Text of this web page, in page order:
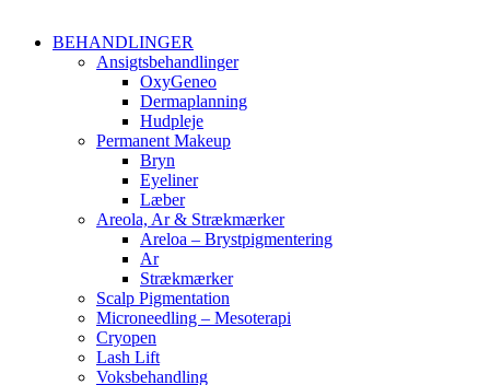
BEHANDLINGER
Ansigtsbehandlinger
OxyGeneo
Dermaplanning
Hudpleje
Permanent Makeup
Bryn
Eyeliner
Læber
Areola, Ar & Strækmærker
Areloa – Brystpigmentering
Ar
Strækmærker
Scalp Pigmentation
Microneedling – Mesoterapi
Cryopen
Lash Lift
Voksbehandling